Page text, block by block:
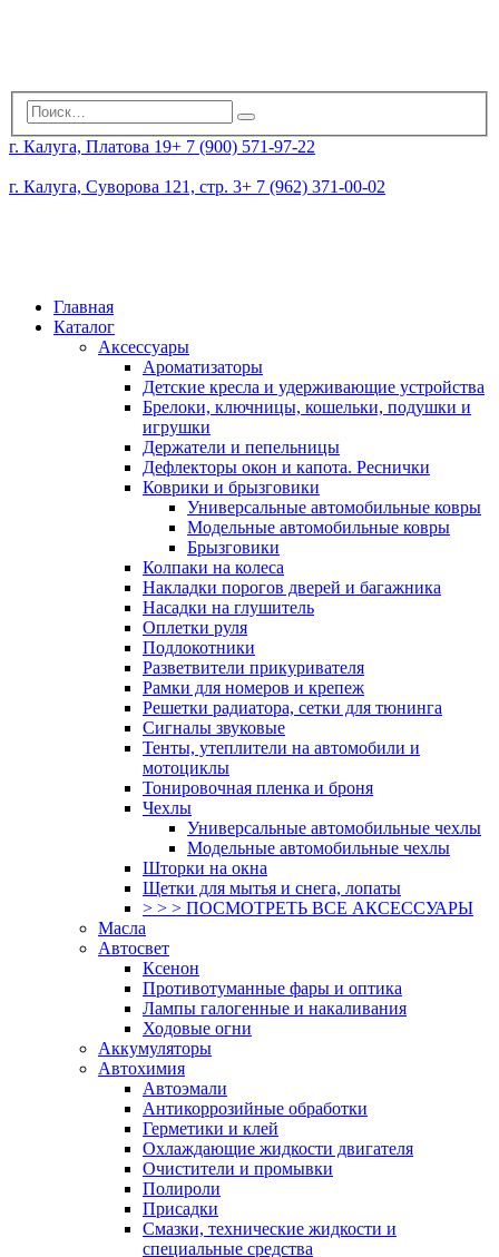
г. Калуга, Платова 19+ 7 (900) 571-97-22
г. Калуга, Суворова 121, стр. 3+ 7 (962) 371-00-02
Главная
Каталог
Аксессуары
Ароматизаторы
Детские кресла и удерживающие устройства
Брелоки, ключницы, кошельки, подушки и
игрушки
Держатели и пепельницы
Дефлекторы окон и капота. Реснички
Коврики и брызговики
Универсальные автомобильные ковры
Модельные автомобильные ковры
Брызговики
Колпаки на колеса
Накладки порогов дверей и багажника
Насадки на глушитель
Оплетки руля
Подлокотники
Разветвители прикуривателя
Рамки для номеров и крепеж
Решетки радиатора, сетки для тюнинга
Сигналы звуковые
Тенты, утеплители на автомобили и
мотоциклы
Тонировочная пленка и броня
Чехлы
Универсальные автомобильные чехлы
Модельные автомобильные чехлы
Шторки на окна
Щетки для мытья и снега, лопаты
> > > ПОСМОТРЕТЬ ВСЕ АКСЕССУАРЫ
Масла
Автосвет
Ксенон
Противотуманные фары и оптика
Лампы галогенные и накаливания
Ходовые огни
Аккумуляторы
Автохимия
Автоэмали
Антикоррозийные обработки
Герметики и клей
Охлаждающие жидкости двигателя
Очистители и промывки
Полироли
Присадки
Смазки, технические жидкости и
специальные средства